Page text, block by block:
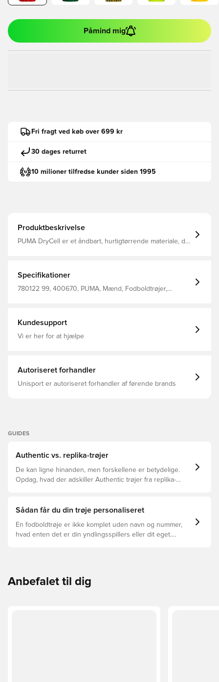
Påmind mig
Fri fragt ved køb over 699 kr
30 dages returret
10 milioner tilfredse kunder siden 1995
Produktbeskrivelse
PUMA DryCell er et åndbart, hurtigtørrende materiale, der
Specifikationer
780122 99, 400670, PUMA, Mænd, Fodboldtrøjer,
Kundesupport
Vi er her for at hjælpe
Autoriseret forhandler
Unisport er autoriseret forhandler af førende brands
GUIDES
Authentic vs. replika-trøjer
De kan ligne hinanden, men forskellene er betydelige.
Opdag, hvad der adskiller Authentic trøjer fra replika-
Sådan får du din trøje personaliseret
En fodboldtrøje er ikke komplet uden navn og nummer,
hvad enten det er din yndlingsspillers eller dit eget.
Anbefalet til dig